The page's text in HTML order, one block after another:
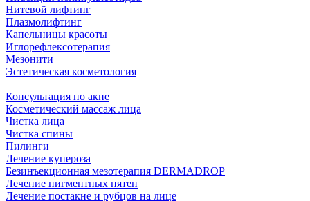
Нитевой лифтинг
Плазмолифтинг
Капельницы красоты
Иглорефлексотерапия
Мезонити
Эстетическая косметология
Консультация по акне
Косметический массаж лица
Чистка лица
Чистка спины
Пилинги
Лечение купероза
Безинъекционная мезотерапия DERMADROP
Лечение пигментных пятен
Лечение постакне и рубцов на лице